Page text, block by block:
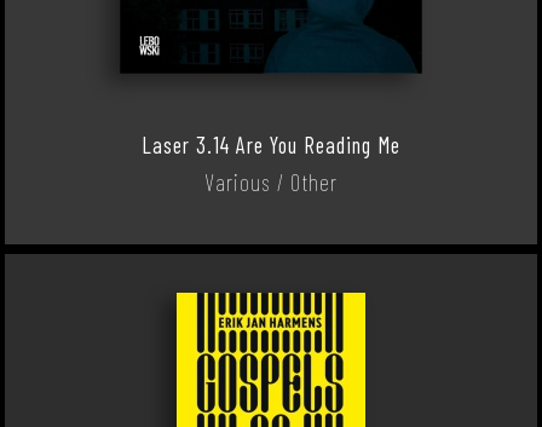
Laser 3.14 Are You Reading Me
Various / Other